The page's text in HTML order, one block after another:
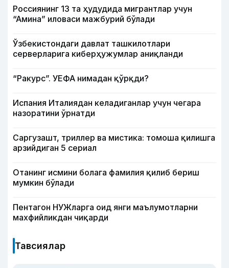
Россиянинг 13 та ҳудудида мигрантлар учун
“Амина” иловаси мажбурий бўлади
Ўзбекистондаги давлат ташкилотлари
серверларига киберҳужумлар аниқланди
“Ракурс”. УЕФА нимадан қўрқди?
Испания Италиядан келадиганлар учун чегара
назоратини ўрнатди
Саргузашт, триллер ва мистика: томоша қилишга
арзийдиган 5 сериал
Отанинг исмини болага фамилия қилиб бериш
мумкин бўлади
Пентагон НУЖларга оид янги маълумотларни
махфийликдан чиқарди
Тавсиялар